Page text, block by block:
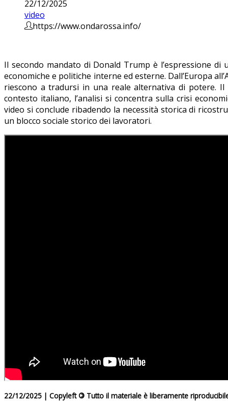
22/12/2025
video
https://www.ondarossa.info/
Il secondo mandato di Donald Trump è l’espressione
economiche e politiche interne ed esterne. Dall’Europa
riescono a tradursi in una reale alternativa di potere.
contesto italiano, l’analisi si concentra sulla crisi
video si conclude ribadendo la necessità storica di
un blocco sociale storico dei lavoratori.
22/12/2025 | Copyleft © Tutto il materiale è liberamente